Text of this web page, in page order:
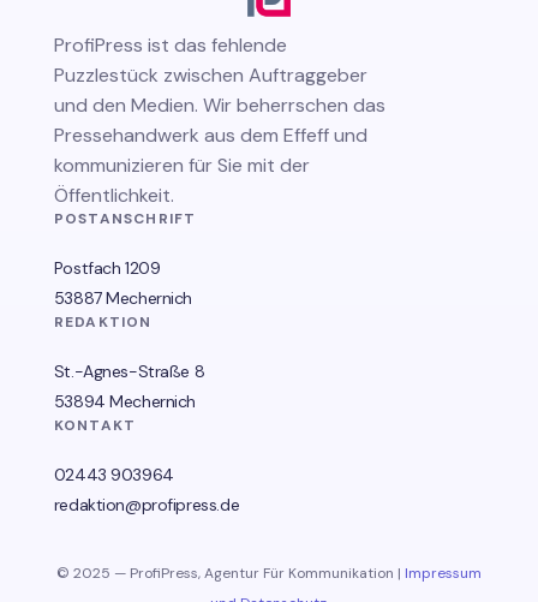
ProfiPress ist das fehlende
Puzzlestück zwischen Auftraggeber
und den Medien. Wir beherrschen das
Pressehandwerk aus dem Effeff und
kommunizieren für Sie mit der
Öffentlichkeit.
POSTANSCHRIFT
Postfach 1209
53887 Mechernich
REDAKTION
St.-Agnes-Straße 8
53894 Mechernich
KONTAKT
02443 903964
redaktion@profipress.de
© 2025 — ProfiPress, Agentur Für Kommunikation | Impressum